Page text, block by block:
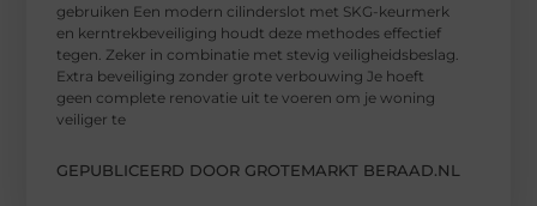
gebruiken Een modern cilinderslot met SKG-keurmerk
en kerntrekbeveiliging houdt deze methodes effectief
tegen. Zeker in combinatie met stevig veiligheidsbeslag.
Extra beveiliging zonder grote verbouwing Je hoeft
geen complete renovatie uit te voeren om je woning
veiliger te
GEPUBLICEERD DOOR GROTEMARKT BERAAD.NL